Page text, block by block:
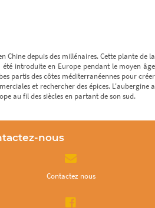
Chine depuis des millénaires. Cette plante de la
été introduite en Europe pendant le moyen âge
partis des côtes méditerranéennes pour créer
et rechercher des épices. L'aubergine a
au fil des siècles en partant de son sud.
nous
Contactez nous